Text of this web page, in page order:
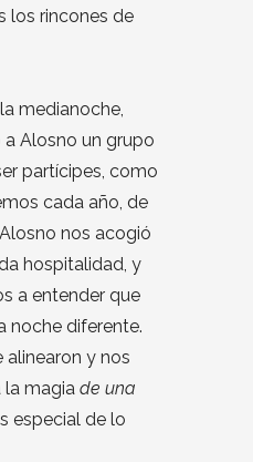
los rincones de
medianoche,
Alosno un grupo
partícipes, como
cada año, de
nos acogió
hospitalidad, y
a entender que
noche diferente.
alinearon y nos
la magia de una
especial de lo